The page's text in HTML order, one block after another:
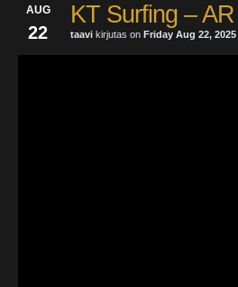
AUG
22
KT Surfing – AR
taavi kirjutas on Friday Aug 22, 2025